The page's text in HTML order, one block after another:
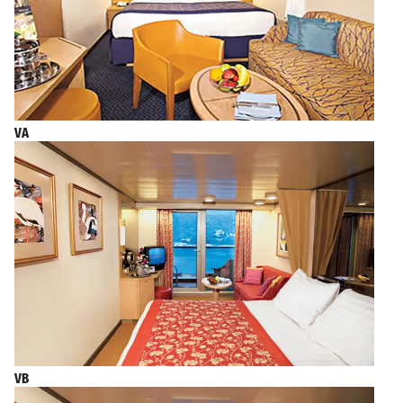
VA
VB